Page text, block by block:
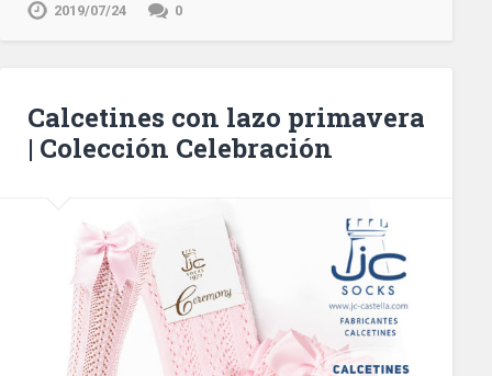
2019/07/24 0
Calcetines con lazo primavera
| Colección Celebración